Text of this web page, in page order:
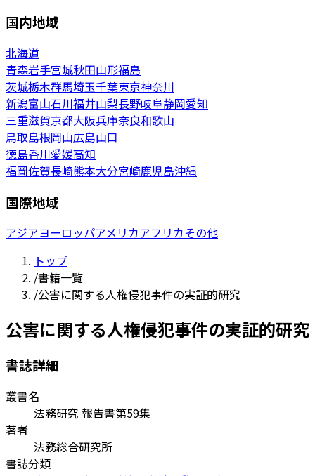
国内地域
北海道
青森岩手宮城秋田山形福島
茨城栃木群馬埼玉千葉東京神奈川
新潟富山石川福井山梨長野岐阜静岡愛知
三重滋賀京都大阪兵庫奈良和歌山
鳥取島根岡山広島山口
徳島香川愛媛高知
福岡佐賀長崎熊本大分宮崎鹿児島沖縄
国際地域
アジアヨーロッパアメリカアフリカその他
トップ
/書籍一覧
/公害に関する人権侵犯事件の実証的研究
公害に関する人権侵犯事件の実証的研究
書誌詳細
叢書名
法務研究 報告書第59集
著者
法務総合研究所
書誌分類